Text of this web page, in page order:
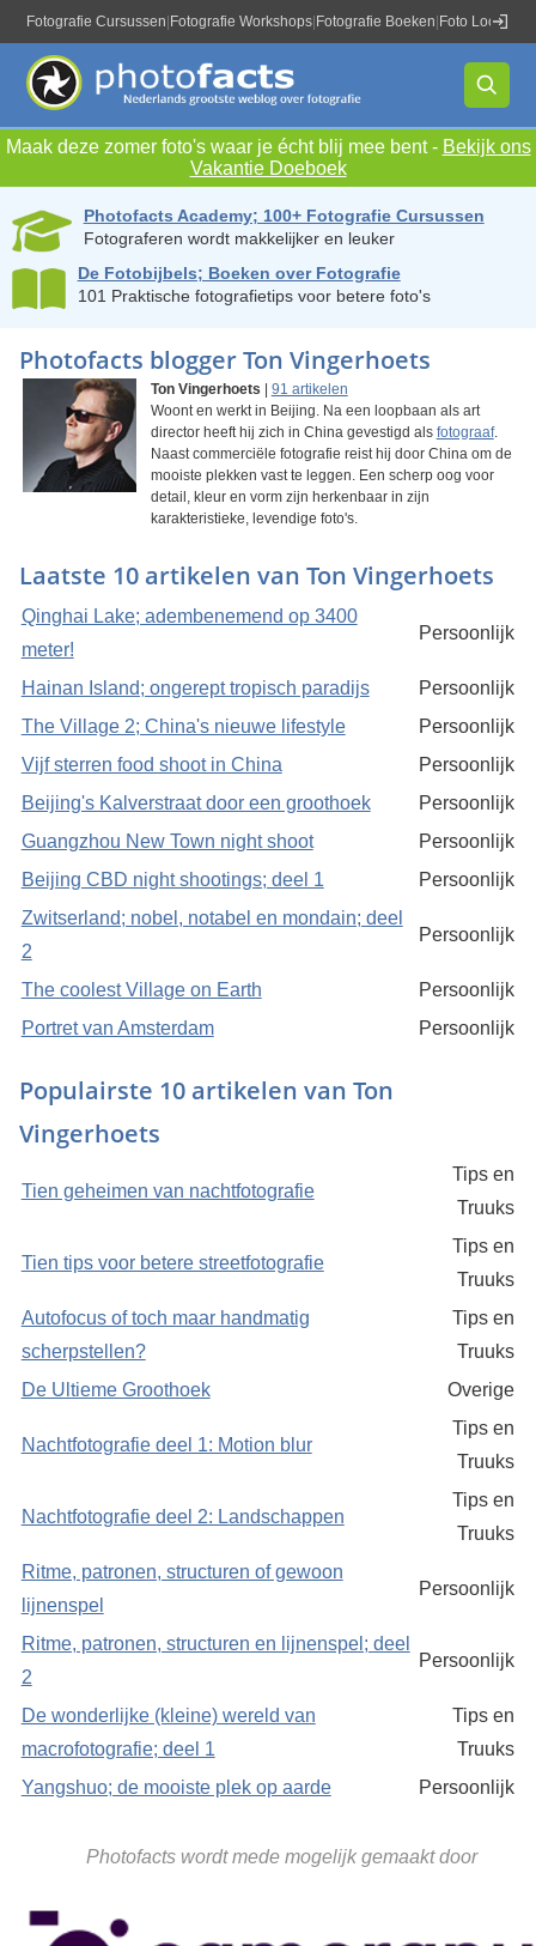
Fotografie Cursussen Fotografie Workshops Fotografie Boeken Foto Locaties
Maak deze zomer foto's waar je écht blij mee bent - Bekijk ons
Vakantie Doeboek
Photofacts Academy; 100+ Fotografie Cursussen
Fotograferen wordt makkelijker en leuker
De Fotobijbels; Boeken over Fotografie
101 Praktische fotografietips voor betere foto's
Photofacts blogger Ton Vingerhoets
Ton Vingerhoets
91 artikelen
Woont en werkt in Beijing. Na een loopbaan als art
director heeft hij zich in China gevestigd als fotograaf.
Naast commerciële fotografie reist hij door China om de
mooiste plekken vast te leggen. Een scherp oog voor
detail, kleur en vorm zijn herkenbaar in zijn
karakteristieke, levendige foto's.
Laatste 10 artikelen van Ton Vingerhoets
Qinghai Lake; adembenemend op 3400
meter!
Persoonlijk
Hainan Island; ongerept tropisch paradijs
Persoonlijk
The Village 2; China's nieuwe lifestyle
Persoonlijk
Vijf sterren food shoot in China
Persoonlijk
Beijing's Kalverstraat door een groothoek
Persoonlijk
Guangzhou New Town night shoot
Persoonlijk
Beijing CBD night shootings; deel 1
Persoonlijk
Zwitserland; nobel, notabel en mondain; deel
2
Persoonlijk
The coolest Village on Earth
Persoonlijk
Portret van Amsterdam
Persoonlijk
Populairste 10 artikelen van Ton
Vingerhoets
Tien geheimen van nachtfotografie
Tips en
Truuks
Tien tips voor betere streetfotografie
Tips en
Truuks
Autofocus of toch maar handmatig
scherpstellen?
Tips en
Truuks
De Ultieme Groothoek
Overige
Nachtfotografie deel 1: Motion blur
Tips en
Truuks
Nachtfotografie deel 2: Landschappen
Tips en
Truuks
Ritme, patronen, structuren of gewoon
lijnenspel
Persoonlijk
Ritme, patronen, structuren en lijnenspel; deel
2
Persoonlijk
De wonderlijke (kleine) wereld van
macrofotografie; deel 1
Tips en
Truuks
Yangshuo; de mooiste plek op aarde
Persoonlijk
Photofacts wordt mede mogelijk gemaakt door